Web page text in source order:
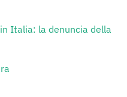
Italia: la denuncia della